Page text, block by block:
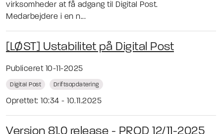
virksomheder at få adgang til Digital Post.
Medarbejdere i en n...
[LØST] Ustabilitet på Digital Post
Publiceret 10-11-2025
Digital Post Driftsopdatering
Oprettet: 10:34 - 10.11.2025
Version 81.0 release - PROD 12/11-2025